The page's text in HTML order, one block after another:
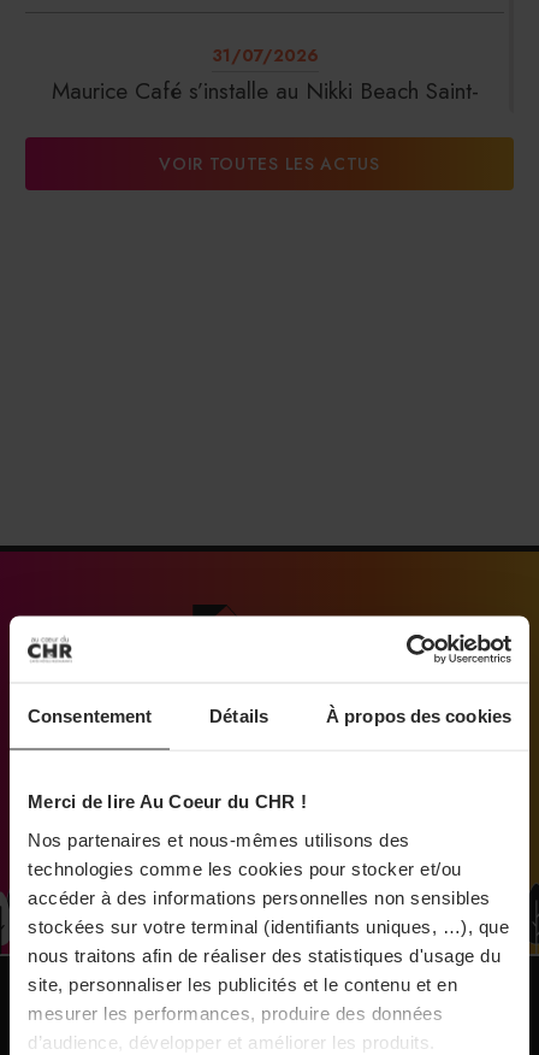
Consentement Détails À propos des cookies
Merci de lire Au Coeur du CHR !
Nos partenaires et nous-mêmes utilisons des
technologies comme les cookies pour stocker et/ou
accéder à des informations personnelles non sensibles
stockées sur votre terminal (identifiants uniques, …), que
nous traitons afin de réaliser des statistiques d'usage du
site, personnaliser les publicités et le contenu et en
mesurer les performances, produire des données
d’audience, développer et améliorer les produits.
31/07/2026
Maurice Café s’installe au Nikki Beach Saint-
Brasserie Dupont : la bière saison, mais pas
que…
30/07/2026
Incendies : l’aide d’urgence rehaussée à 8 000 €
pour les indépendants, l’autoroute A63 réouverte
VOIR TOUTES LES ACTUS
Médias engagés pour que vivent les commerces
NOS PUBLICATIONS